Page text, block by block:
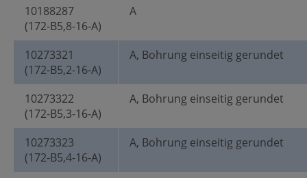
10188287
(172-B5,8-16-A)
A
10273321
(172-B5,2-16-A)
A, Bohrung einseitig gerundet
10273322
(172-B5,3-16-A)
A, Bohrung einseitig gerundet
10273323
(172-B5,4-16-A)
A, Bohrung einseitig gerundet